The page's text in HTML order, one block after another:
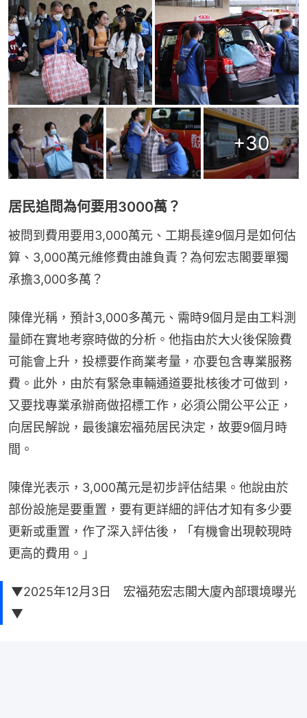
+30
居民追問為何要用3000萬？
被問到費用要用3,000萬元、工期長達9個月是如何估
算、3,000萬元維修費由誰負責？為何宏志閣要單獨
承擔3,000多萬？
陳偉光稱，預計3,000多萬元、需時9個月是由工料測
量師在實地考察時做的分析。他指由於大火後保險費
可能會上升，投標要作商業考量，亦要包含專業服務
費。此外，由於有緊急車輛通道要批核後才可做到，
又要找專業承辦商做招標工作，必須公開公平公正，
向居民解說，最後讓宏福苑居民決定，故要9個月時
間。
陳偉光表示，3,000萬元是初步評估結果。他說由於
部份設施是要重置，要有更詳細的評估才知有多少要
更新或重置，作了深入評估後，「有機會出現較現時
更高的費用。」
▼2025年12月3日 宏福苑宏志閣大廈內部環境曝光
▼